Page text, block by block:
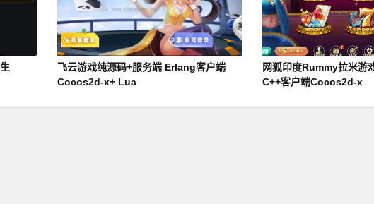
飞云游戏纯源码+服务端 Erlang客户端
Cocos2d-x+ Lua
网狐印度Rummy拉米游
C++客户端Cocos2d-x